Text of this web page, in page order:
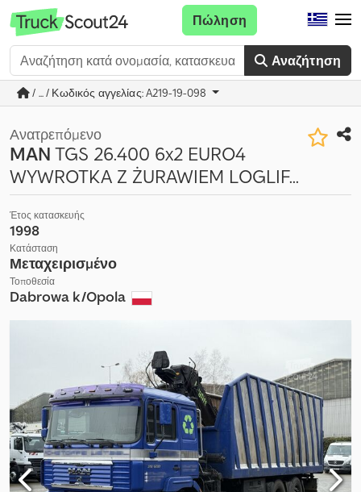
Αναζήτηση
Πώληση
/ ... / Κωδικός αγγελίας: A219-19-098
Ανατρεπόμενο
MANTGS 26.400 6x2 EURO4
WYWROTKA Z ŻURAWIEM LOGLIF...
Έτος κατασκευής
1998
Κατάσταση
Μεταχειρισμένο
Τοποθεσία
Dabrowa k/Opola